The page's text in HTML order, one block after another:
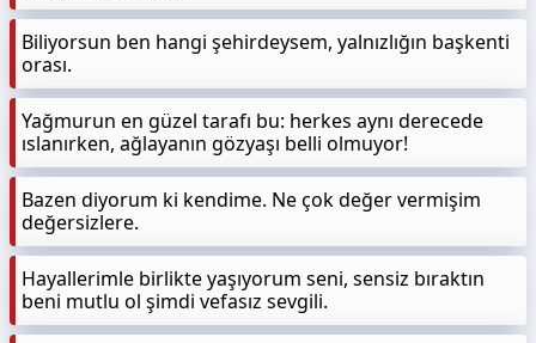
Biliyorsun ben hangi şehirdeysem, yalnızlığın başkenti
orası.
Yağmurun en güzel tarafı bu: herkes aynı derecede
ıslanırken, ağlayanın gözyaşı belli olmuyor!
Bazen diyorum ki kendime. Ne çok değer vermişim
değersizlere.
Hayallerimle birlikte yaşıyorum seni, sensiz bıraktın
beni mutlu ol şimdi vefasız sevgili.